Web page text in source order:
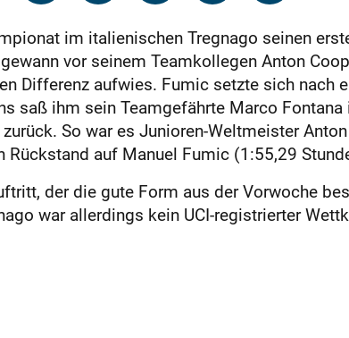
im italienischen Tregnago seinen
vor seinem Teamkollegen Anton
Differenz aufwies. Fumic setzte sich nach
saß ihm sein Teamgefährte Marco
So war es Junioren-Weltmeister
auf Manuel Fumic (1:55,29
der die gute Form aus der Vorwoche
war allerdings kein UCI-regis­trierter